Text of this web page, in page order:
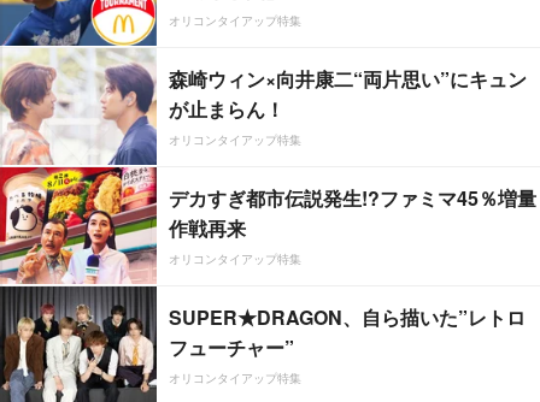
オリコンタイアップ特集
森崎ウィン×向井康二“両片思い”にキュン
が止まらん！
オリコンタイアップ特集
デカすぎ都市伝説発生!?ファミマ45％増量
作戦再来
オリコンタイアップ特集
SUPER★DRAGON、自ら描いた”レトロ
フューチャー”
オリコンタイアップ特集